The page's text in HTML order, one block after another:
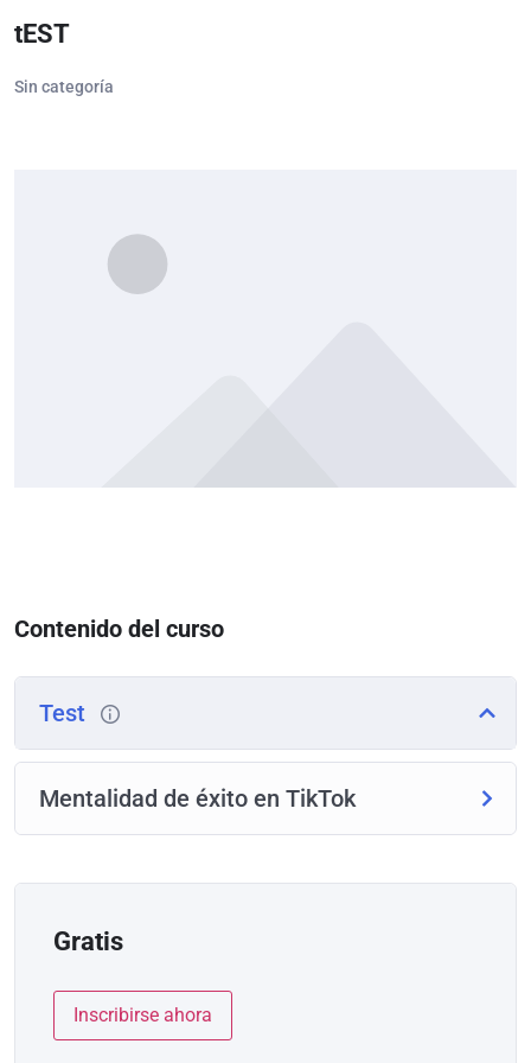
tEST
Sin categoría
Contenido del curso
Test
Mentalidad de éxito en TikTok
Gratis
Inscribirse ahora